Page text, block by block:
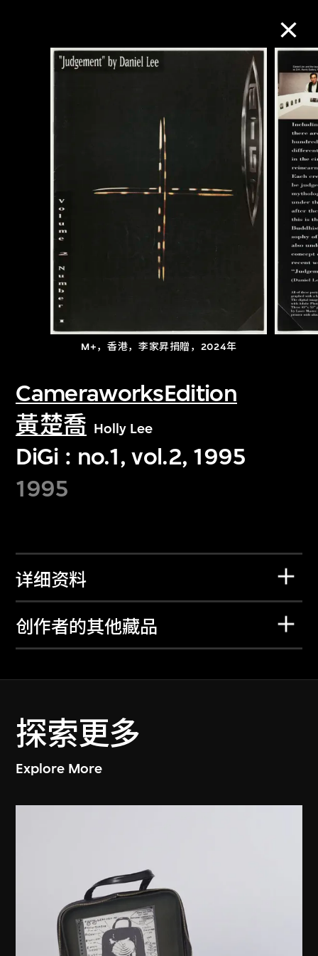
M+，香港，李家昇捐贈，2024年
CameraworksEdition
黃楚喬 Holly Lee
DiGi : no.1, vol.2, 1995
1995
详细资料
创作者的其他藏品
探索更多
Explore More
M+藏品
进一步筛选 搜索
关于M+藏品
探索世界顶级的二十及二十一世纪视觉
文化藏品。